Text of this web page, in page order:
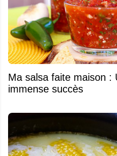
Ma salsa faite maison :
immense succès